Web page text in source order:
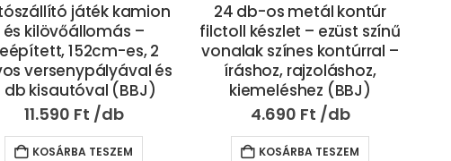
db-os metál kontúr
készlet – ezüst színű
színes kontúrral –
rajzoláshoz,
kiemeléshez (BBJ)
4.690 Ft
KOSÁRBA TESZEM
Szuper menő játékfegyver
3000 db fluoreszkáló
tölténnyel – biztonságos,
szórakoztató, fejlesztő
(BBJ) (FX)
9.990 Ft
KOSÁRBA TESZEM